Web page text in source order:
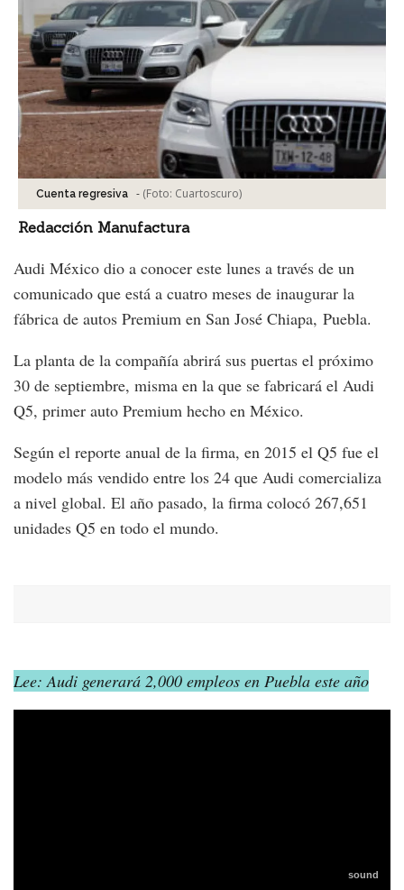
Cuenta regresiva - (Foto: Cuartoscuro)
Redacción Manufactura
Audi México dio a conocer este lunes a través de un
comunicado que está a cuatro meses de inaugurar la
fábrica de autos Premium en San José Chiapa, Puebla.
La planta de la compañía abrirá sus puertas el próximo
30 de septiembre, misma en la que se fabricará el Audi
Q5, primer auto Premium hecho en México.
Según el reporte anual de la firma, en 2015 el Q5 fue el
modelo más vendido entre los 24 que Audi comercializa
a nivel global. El año pasado, la firma colocó 267,651
unidades Q5 en todo el mundo.
Lee: Audi generará 2,000 empleos en Puebla este año